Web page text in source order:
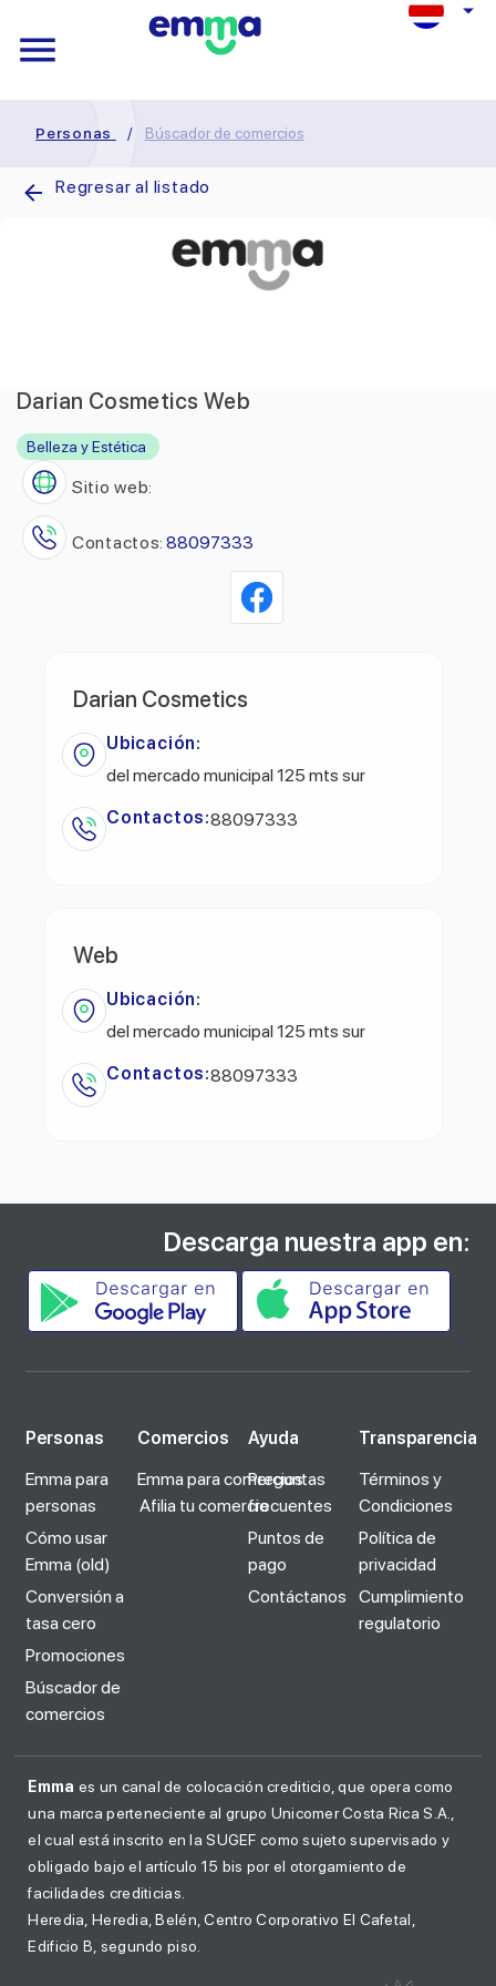
Personas / Búscador de comercios
Regresar al listado
Darian Cosmetics Web
Belleza y Estética
Sitio web:
Contactos: 88097333
Darian Cosmetics
Ubicación:
del mercado municipal 125 mts sur
Contactos:88097333
Web
Ubicación:
del mercado municipal 125 mts sur
Contactos:88097333
Descarga nuestra app en:
Personas
Emma para
personas
Cómo usar
Emma (old)
Conversión a
tasa cero
Promociones
Búscador de
comercios
Comercios
Emma para comercios
Afilia tu comercio
Ayuda
Preguntas
frecuentes
Puntos de
pago
Contáctanos
Transparencia
Términos y
Condiciones
Política de
privacidad
Cumplimiento
regulatorio
Emma es un canal de colocación crediticio, que opera como
una marca perteneciente al grupo Unicomer Costa Rica S.A.,
el cual está inscrito en la SUGEF como sujeto supervisado y
obligado bajo el artículo 15 bis por el otorgamiento de
facilidades crediticias.
Heredia, Heredia, Belén, Centro Corporativo El Cafetal,
Edificio B, segundo piso.